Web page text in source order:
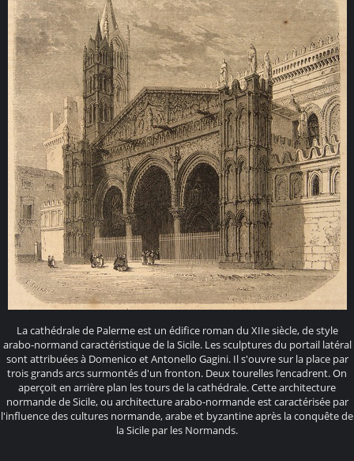
La cathédrale de Palerme est un édifice roman du XIIe siècle, de style
arabo-normand caractéristique de la Sicile. Les sculptures du portail latéral
sont attribuées à Domenico et Antonello Gagini. Il s'ouvre sur la place par
trois grands arcs surmontés d'un fronton. Deux tourelles l’encadrent. On
aperçoit en arrière plan les tours de la cathédrale. Cette architecture
normande de Sicile, ou architecture arabo-normande est caractérisée par
l'influence des cultures normande, arabe et byzantine après la conquête de
la Sicile par les Normands.